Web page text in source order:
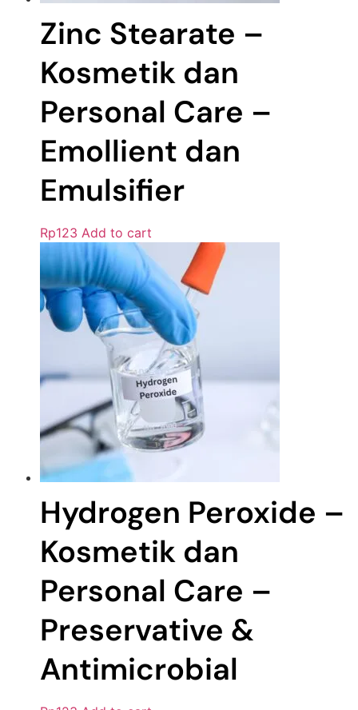
Zinc Stearate –
Kosmetik dan
Personal Care –
Emollient dan
Emulsifier
Rp123 Add to cart
Hydrogen Peroxide –
Kosmetik dan
Personal Care –
Preservative &
Antimicrobial